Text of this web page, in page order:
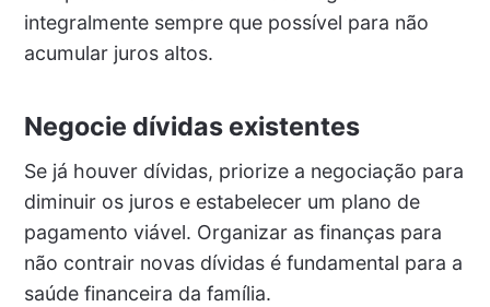
integralmente sempre que possível para não
acumular juros altos.
Negocie dívidas existentes
Se já houver dívidas, priorize a negociação para
diminuir os juros e estabelecer um plano de
pagamento viável. Organizar as finanças para
não contrair novas dívidas é fundamental para a
saúde financeira da família.